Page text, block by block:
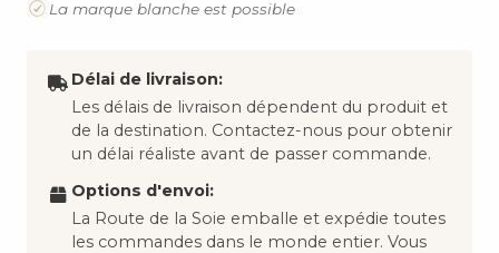
La marque blanche est possible
Délai de livraison:
Les délais de livraison dépendent du produit et
de la destination. Contactez-nous pour obtenir
un délai réaliste avant de passer commande.
Options d'envoi:
La Route de la Soie emballe et expédie toutes
les commandes dans le monde entier. Vous